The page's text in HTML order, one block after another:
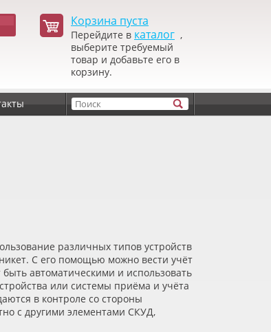
Корзина пуста
Перейдите в каталог ,
выберите требуемый
товар и добавьте его в
корзину.
различных типов устройств
С его помощью можно вести учёт
автоматическими и использовать
или системы приёма и учёта
в контроле со стороны
с другими элементами СКУД,